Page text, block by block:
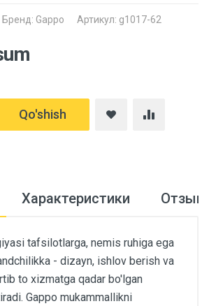
Бренд: Gappo Артикул: g1017-62
Qo'shish
Характеристики
tafsilotlarga, nemis ruhiga ega
- dizayn, ishlov berish va
to xizmatga qadar bo'lgan
Gappo mukammallikni